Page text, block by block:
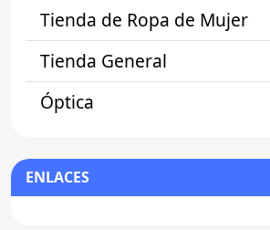
Tienda de Ropa de Mujer
Tienda General
Óptica
ENLACES